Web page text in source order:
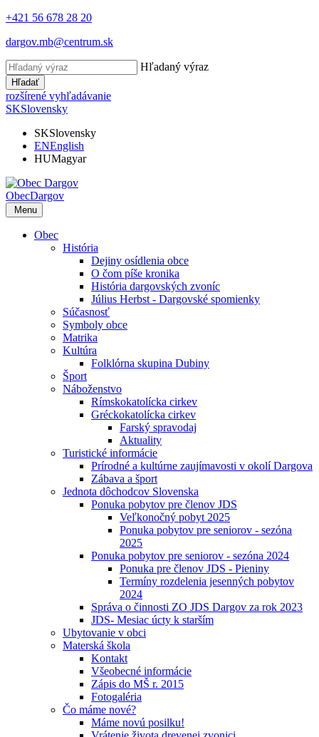
+421 56 678 28 20
dargov.mb@centrum.sk
Hľadaný výraz
Hľadať
rozšírené vyhľadávanie
SKSlovensky
SKSlovensky
ENEnglish
HUMagyar
ObecDargov
Menu
Obec
História
Dejiny osídlenia obce
O čom píše kronika
História dargovských zvoníc
Július Herbst - Dargovské spomienky
Súčasnosť
Symboly obce
Matrika
Kultúra
Folklórna skupina Dubiny
Šport
Náboženstvo
Rímskokatolícka cirkev
Gréckokatolícka cirkev
Farský spravodaj
Aktuality
Turistické informácie
Prírodné a kultúrne zaujímavosti v okolí Dargova
Zábava a šport
Jednota dôchodcov Slovenska
Ponuka pobytov pre členov JDS
Veľkonočný pobyt 2025
Ponuka pobytov pre seniorov - sezóna
2025
Ponuka pobytov pre seniorov - sezóna 2024
Ponuka pre členov JDS - Pieniny
Termíny rozdelenia jesenných pobytov
2024
Správa o činnosti ZO JDS Dargov za rok 2023
JDS- Mesiac úcty k starším
Ubytovanie v obci
Materská škola
Kontakt
Všeobecné informácie
Zápis do MŠ r. 2015
Fotogaléria
Čo máme nové?
Máme novú posilku!